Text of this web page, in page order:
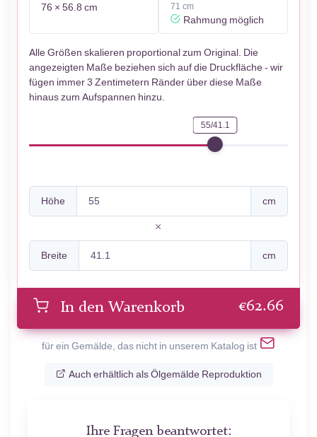
76 × 56.8 cm
71 cm
Rahmung möglich
Alle Größen skalieren proportional zum Original. Die
angezeigten Maße beziehen sich auf die Druckfläche - wir
fügen immer 3 Zentimetern Ränder über diese Maße
hinaus zum Aufspannen hinzu.
55/41.1
Höhe cm
Breite cm
In den Warenkorb €62.66
für ein Gemälde, das nicht in unserem Katalog ist
Auch erhältlich als Ölgemälde Reproduktion
Ihre Fragen beantwortet: